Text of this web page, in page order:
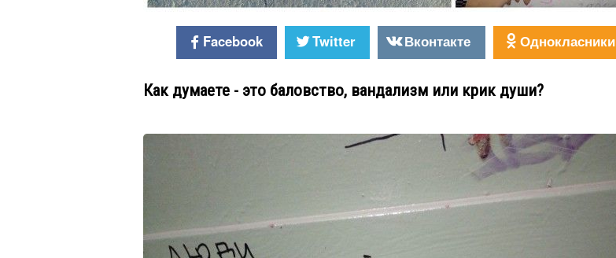
Facebook Twitter Вконтакте Однокласники
Как думаете - это баловство, вандализм или крик души?